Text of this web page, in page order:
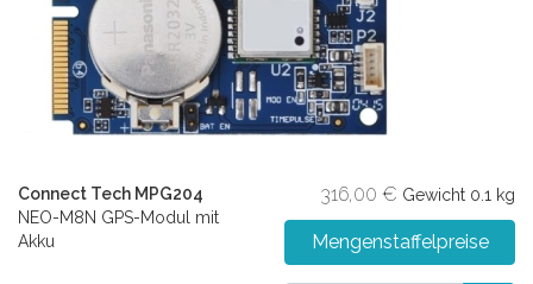
Connect Tech MPG204
NEO-M8N GPS-Modul mit
Akku
316,00 € Gewicht 0.1 kg
Mengenstaffelpreise